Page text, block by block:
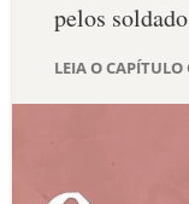
PALAVRA DO DIA
pelos
LEIA O CAPÍTULO